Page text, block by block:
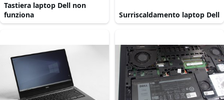
Tastiera laptop Dell non
funziona
Surriscaldamento laptop Dell